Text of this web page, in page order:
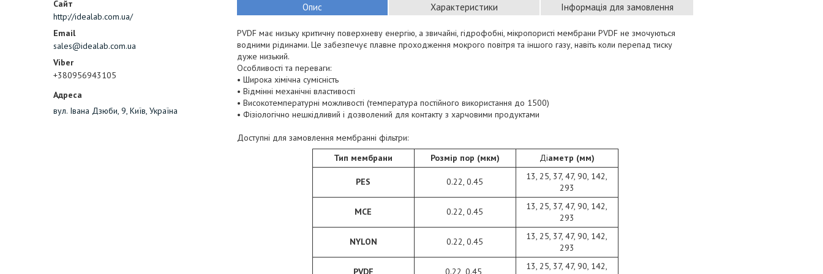
http://idealab.com.ua/
sales@idealab.com.ua
+380956943105
вул. Івана Дзюби, 9, Київ, Україна
Опис Характеристики Інформація для замовлення
PVDF має низьку критичну поверхневу енергію, а звичайні, гідрофобні, мікропористі мембрани PVDF не змочуються
водними рідинами. Це забезпечує плавне проходження мокрого повітря та іншого газу, навіть коли перепад тиску
дуже низький.
Особливості та переваги:
• Широка хімічна сумісність
• Відмінні механічні властивості
• Високотемпературні можливості (температура постійного використання до 1500)
• Фізіологічно нешкідливий і дозволений для контакту з харчовими продуктами
Доступні для замовлення мембранні фільтри:
Тип мембрани
Розмір пор (мкм) Діаметр (мм)
PES 0.22, 0.45
13, 25, 37, 47, 90, 142,
293
MCE 0.22, 0.45
13, 25, 37, 47, 90, 142,
293
NYLON 0.22, 0.45
13, 25, 37, 47, 90, 142,
293
PVDF 0.22, 0.45
13, 25, 37, 47, 90, 142,